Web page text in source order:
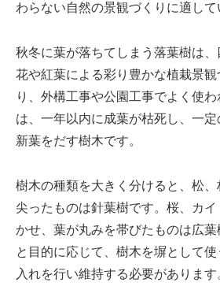
わらない自然の景観づくりに適して
秋冬に葉が落ちてしまう落葉樹は、
花や紅葉による彩り豊かな植栽景
り、外構工事や公園工事でよく使
は、一年以内に成葉が枯死し、一
新葉をだす樹木です。
樹木の種類を大きく分けると、松
尖ったものは針葉樹です。桜、カ
かせ、葉が丸みを帯びたものは広
と目的に応じて、樹木を塀として
入れを行い維持する必要があります